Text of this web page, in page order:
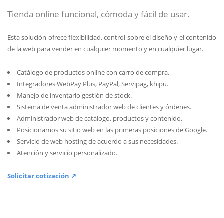
Tienda online funcional, cómoda y fácil de usar.
Esta solución ofrece flexibilidad, control sobre el diseño y el contenido
de la web para vender en cualquier momento y en cualquier lugar.
Catálogo de productos online con carro de compra.
Integradores WebPay Plus, PayPal, Servipag, khipu.
Manejo de inventario gestión de stock.
Sistema de venta administrador web de clientes y órdenes.
Administrador web de catálogo, productos y contenido.
Posicionamos su sitio web en las primeras posiciones de Google.
Servicio de web hosting de acuerdo a sus necesidades.
Atención y servicio personalizado.
Solicitar cotización ↗